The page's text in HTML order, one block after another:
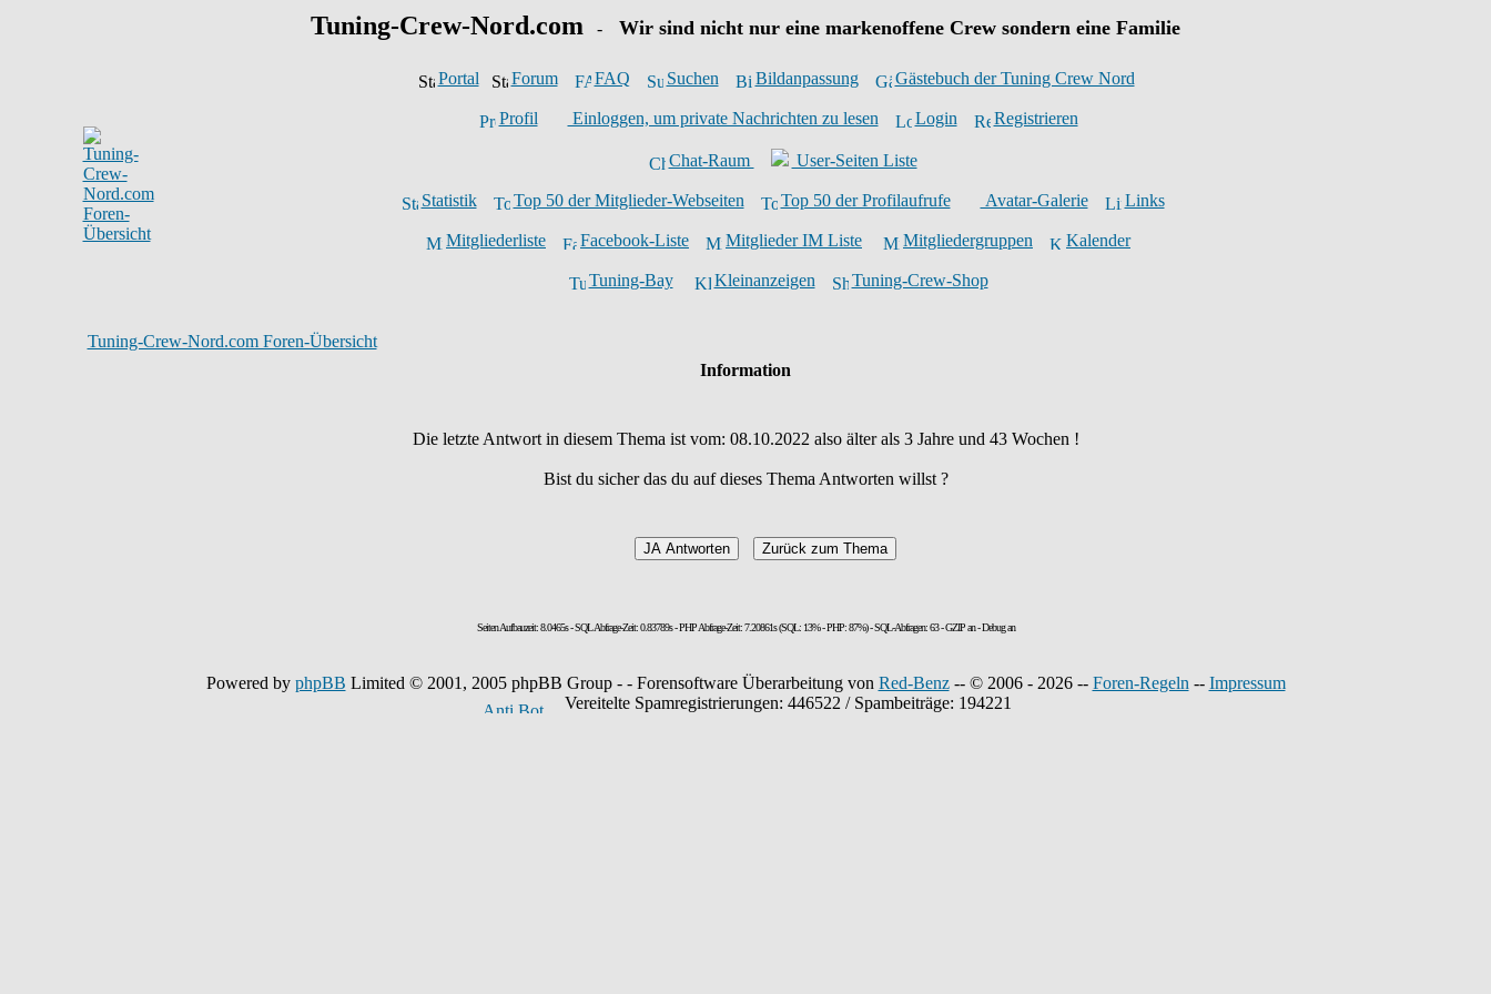
Tuning-Crew-Nord.com - Wir sind nicht nur eine markenoffene Crew sondern eine Familie
Portal Forum FAQ Suchen Bildanpassung Gästebuch der Tuning Crew Nord
Profil Einloggen, um private Nachrichten zu lesen Login Registrieren
Chat-Raum User-Seiten Liste
Statistik Top 50 der Mitglieder-Webseiten Top 50 der Profilaufrufe Avatar-Galerie Links
Mitgliederliste Facebook-Liste Mitglieder IM Liste Mitgliedergruppen Kalender
Tuning-Bay Kleinanzeigen Tuning-Crew-Shop
Tuning-Crew-Nord.com Foren-Übersicht
Information
Die letzte Antwort in diesem Thema ist vom: 08.10.2022 also älter als 3 Jahre und 43 Wochen !
Bist du sicher das du auf dieses Thema Antworten willst ?
Seiten Aufbauzeit: 8.0465s - SQL Abfrage-Zeit: 0.83789s - PHP Abfrage-Zeit: 7.20861s (SQL: 13% - PHP: 87%) - SQL-Abfragen: 63 - GZIP an - Debug an
Powered by phpBB Limited © 2001, 2005 phpBB Group - - Forensoftware Überarbeitung von Red-Benz-- © 2006 - 2026 -- Foren-Regeln -- Impressum
Vereitelte Spamregistrierungen: 446522 / Spambeiträge: 194221